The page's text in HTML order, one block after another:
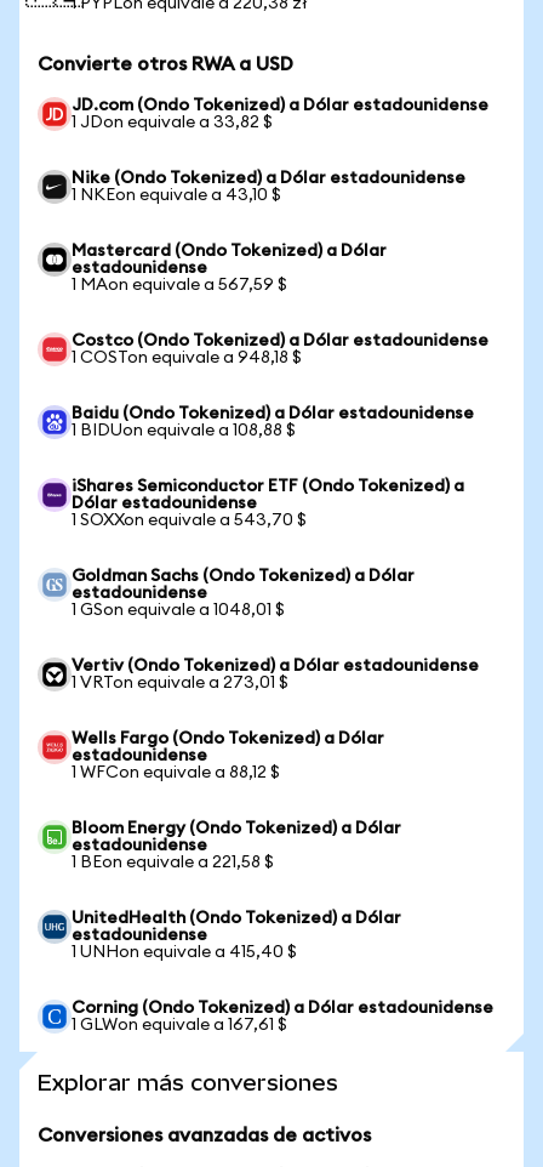
1 PYPLon equivale a 220,38 zł
Convierte otros RWA a USD
JD.com (Ondo Tokenized) a Dólar estadounidense
1 JDon equivale a 33,82 $
Nike (Ondo Tokenized) a Dólar estadounidense
1 NKEon equivale a 43,10 $
Mastercard (Ondo Tokenized) a Dólar
estadounidense
1 MAon equivale a 567,59 $
Costco (Ondo Tokenized) a Dólar estadounidense
1 COSTon equivale a 948,18 $
Baidu (Ondo Tokenized) a Dólar estadounidense
1 BIDUon equivale a 108,88 $
iShares Semiconductor ETF (Ondo Tokenized) a
Dólar estadounidense
1 SOXXon equivale a 543,70 $
Goldman Sachs (Ondo Tokenized) a Dólar
estadounidense
1 GSon equivale a 1048,01 $
Vertiv (Ondo Tokenized) a Dólar estadounidense
1 VRTon equivale a 273,01 $
Wells Fargo (Ondo Tokenized) a Dólar
estadounidense
1 WFCon equivale a 88,12 $
Bloom Energy (Ondo Tokenized) a Dólar
estadounidense
1 BEon equivale a 221,58 $
UnitedHealth (Ondo Tokenized) a Dólar
estadounidense
1 UNHon equivale a 415,40 $
Corning (Ondo Tokenized) a Dólar estadounidense
1 GLWon equivale a 167,61 $
Explorar más conversiones
Conversiones avanzadas de activos